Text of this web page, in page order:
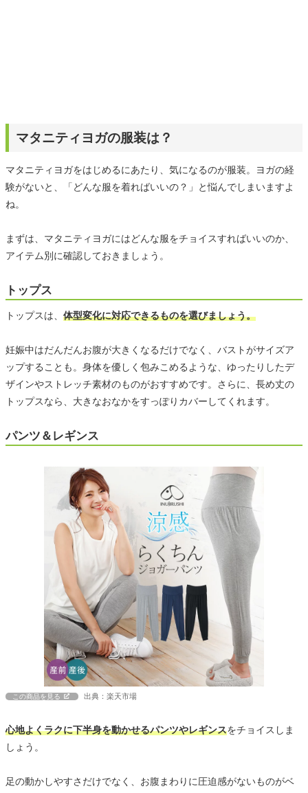
マタニティヨガの服装は？
マタニティヨガをはじめるにあたり、気になるのが服装。ヨガの経
験がないと、「どんな服を着ればいいの？」と悩んでしまいますよ
ね。
まずは、マタニティヨガにはどんな服をチョイスすればいいのか、
アイテム別に確認しておきましょう。
トップス
トップスは、 体型変化に対応できるものを選びましょう。
妊娠中はだんだんお腹が大きくなるだけでなく、バストがサイズア
ップすることも。身体を優しく包みこめるような、ゆったりしたデ
ザインやストレッチ素材のものがおすすめです。さらに、長め丈の
トップスなら、大きなおなかをすっぽりカバーしてくれます。
パンツ＆レギンス
この商品を見る 出典：楽天市場
心地よくラクに下半身を動かせるパンツやレギンスをチョイスしま
しょう。
足の動かしやすさだけでなく、お腹まわりに圧迫感がないものがベ